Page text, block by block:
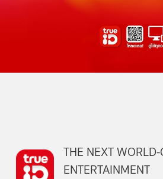
THE NEXT
ENTERTAINMENT